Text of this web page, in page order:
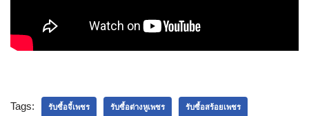
Tags: รับซื้อจี้เพชร รับซื้อต่างหูเพชร รับซื้อสร้อยเพชร